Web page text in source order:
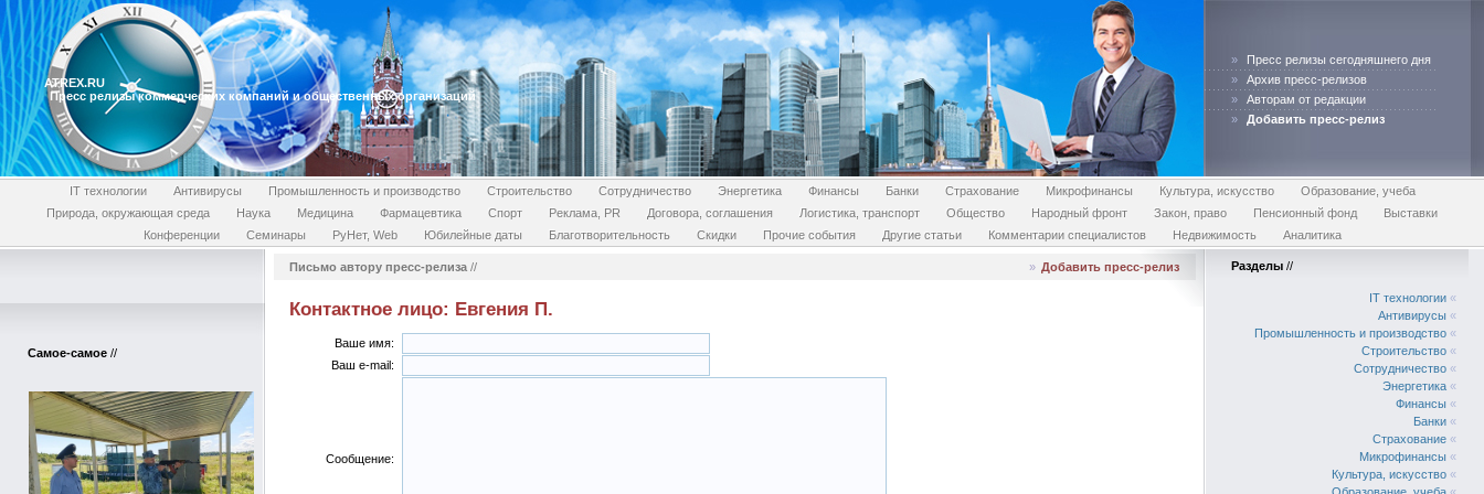
ATREX.RU
Пресс релизы коммерческих компаний и общественных организаций
»
Пресс релизы сегодняшнего дня
»
Архив пресс-релизов
»
Авторам от редакции
»
Добавить пресс-релиз
IT технологии Антивирусы Промышленность и производство Строительство Сотрудничество Энергетика Финансы Банки Страхование Микрофинансы Культура, искусство
Образование, учеба
Природа, окружающая среда
Наука Медицина Фармацевтика Спорт Реклама, PR Договора, соглашения Логистика, транспорт Общество Народный фронт Закон, право Пенсионный фонд
Выставки
Конференции
Семинары РуНет, Web Юбилейные даты Благотворительность Скидки Прочие события Другие статьи Комментарии специалистов Недвижимость Аналитика
Самое-самое //
Письмо автору пресс-релиза // » Добавить пресс-релиз
Контактное лицо: Евгения П.
Ваше имя:
Ваш e-mail:
Сообщение:
Разделы //
IT технологии «
Антивирусы «
Промышленность и производство «
Строительство «
Сотрудничество «
Энергетика «
Финансы «
Банки «
Страхование «
Микрофинансы «
Культура, искусство «